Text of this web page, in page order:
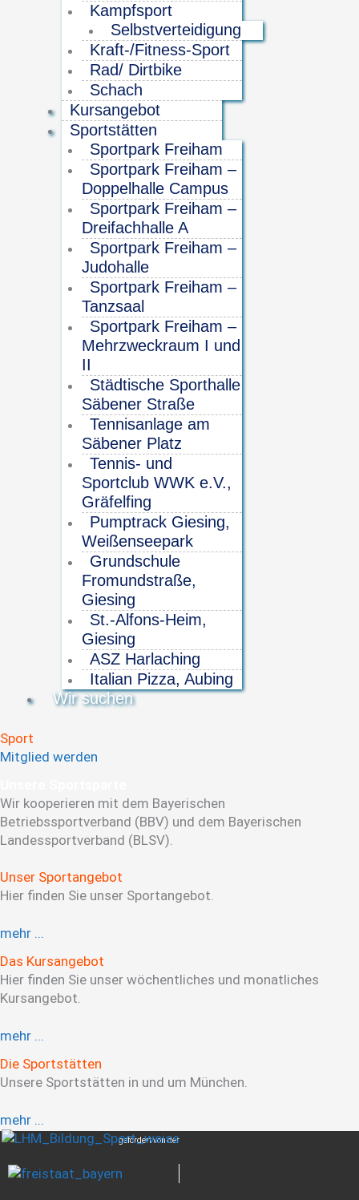
Kampfsport
Selbstverteidigung
Kraft-/Fitness-Sport
Rad/ Dirtbike
Schach
Kursangebot
Sportstätten
Sportpark Freiham
Sportpark Freiham –
Doppelhalle Campus
Sportpark Freiham –
Dreifachhalle A
Sportpark Freiham –
Judohalle
Sportpark Freiham –
Tanzsaal
Sportpark Freiham –
Mehrzweckraum I und
II
Städtische Sporthalle
Säbener Straße
Tennisanlage am
Säbener Platz
Tennis- und
Sportclub WWK e.V.,
Gräfelfing
Pumptrack Giesing,
Weißenseepark
Grundschule
Fromundstraße,
Giesing
St.-Alfons-Heim,
Giesing
ASZ Harlaching
Italian Pizza, Aubing
Wir suchen
Sport
Mitglied werden
Wir kooperieren mit dem Bayerischen
Betriebssportverband (BBV) und dem Bayerischen
Landessportverband (BLSV).
Unser Sportangebot
Hier finden Sie unser Sportangebot.
mehr ...
Das Kursangebot
Hier finden Sie unser wöchentliches und monatliches
Kursangebot.
mehr ...
Die Sportstätten
Unsere Sportstätten in und um München.
mehr ...
gefördert von der